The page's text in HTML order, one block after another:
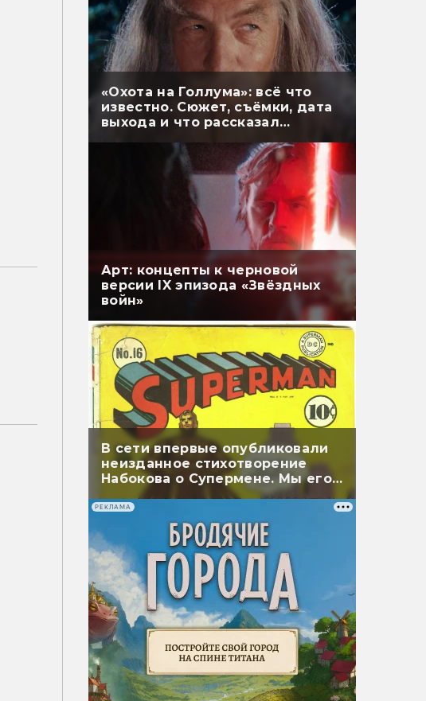
«Охота на Голлума»: всё что
известно. Сюжет, съёмки, дата
выхода и что рассказал
Арт: концепты к черновой
версии IX эпизода «Звёздных
войн»
В сети впервые опубликовали
неизданное стихотворение
Набокова о Супермене. Мы его
перевели
РЕКЛАМА